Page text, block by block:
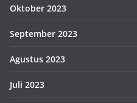
Oktober 2023
September 2023
Agustus 2023
Juli 2023